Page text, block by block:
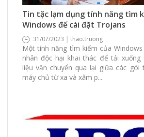
Tin tặc lạm dụng tính năng tìm
Windows để cài đặt Trojans
31/07/2023 | thao.truong
Một tính năng tìm kiếm của
nhân độc hại khai thác để tải xuống
liệu vận chuyển qua lại giữa các
máy chủ từ xa và xâm p...